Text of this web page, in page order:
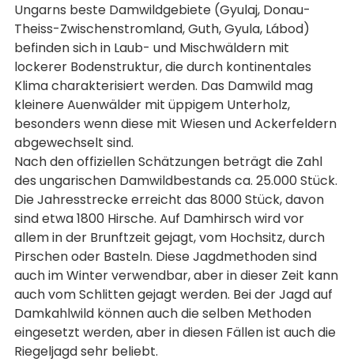
Ungarns beste Damwildgebiete (Gyulaj, Donau-
Theiss-Zwischenstromland, Guth, Gyula, Lábod)
befinden sich in Laub- und Mischwäldern mit
lockerer Bodenstruktur, die durch kontinentales
Klima charakterisiert werden. Das Damwild mag
kleinere Auenwälder mit üppigem Unterholz,
besonders wenn diese mit Wiesen und Ackerfeldern
abgewechselt sind.
Nach den offiziellen Schätzungen beträgt die Zahl
des ungarischen Damwildbestands ca. 25.000 Stück.
Die Jahresstrecke erreicht das 8000 Stück, davon
sind etwa 1800 Hirsche. Auf Damhirsch wird vor
allem in der Brunftzeit gejagt, vom Hochsitz, durch
Pirschen oder Basteln. Diese Jagdmethoden sind
auch im Winter verwendbar, aber in dieser Zeit kann
auch vom Schlitten gejagt werden. Bei der Jagd auf
Damkahlwild können auch die selben Methoden
eingesetzt werden, aber in diesen Fällen ist auch die
Riegeljagd sehr beliebt.